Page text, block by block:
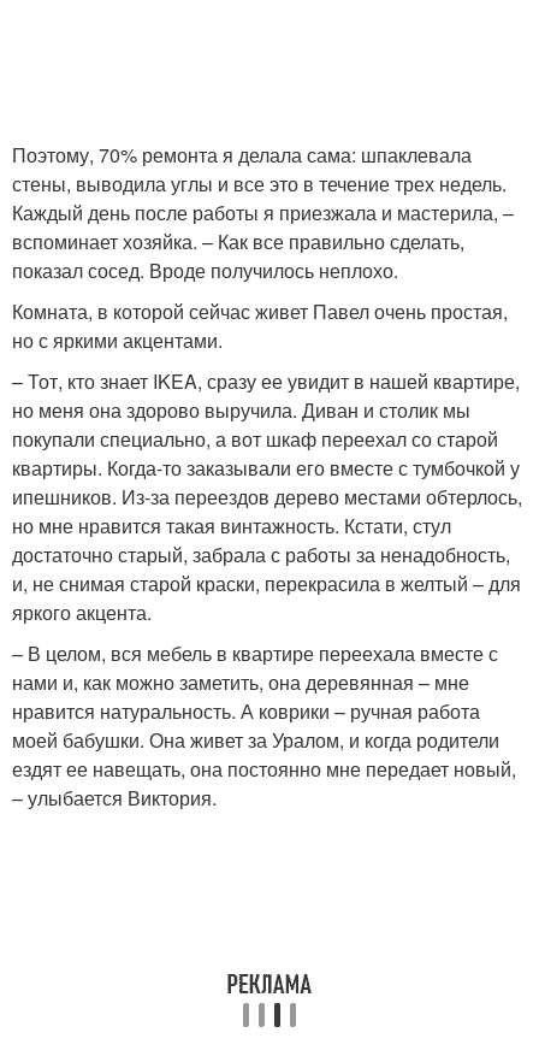
Поэтому, 70% ремонта я делала сама: шпаклевала
стены, выводила углы и все это в течение трех недель.
Каждый день после работы я приезжала и мастерила, –
вспоминает хозяйка. – Как все правильно сделать,
показал сосед. Вроде получилось неплохо.
Комната, в которой сейчас живет Павел очень простая,
но с яркими акцентами.
– Тот, кто знает IKEA, сразу ее увидит в нашей квартире,
но меня она здорово выручила. Диван и столик мы
покупали специально, а вот шкаф переехал со старой
квартиры. Когда-то заказывали его вместе с тумбочкой у
ипешников. Из-за переездов дерево местами обтерлось,
но мне нравится такая винтажность. Кстати, стул
достаточно старый, забрала с работы за ненадобность,
и, не снимая старой краски, перекрасила в желтый – для
яркого акцента.
– В целом, вся мебель в квартире переехала вместе с
нами и, как можно заметить, она деревянная – мне
нравится натуральность. А коврики – ручная работа
моей бабушки. Она живет за Уралом, и когда родители
ездят ее навещать, она постоянно мне передает новый,
– улыбается Виктория.